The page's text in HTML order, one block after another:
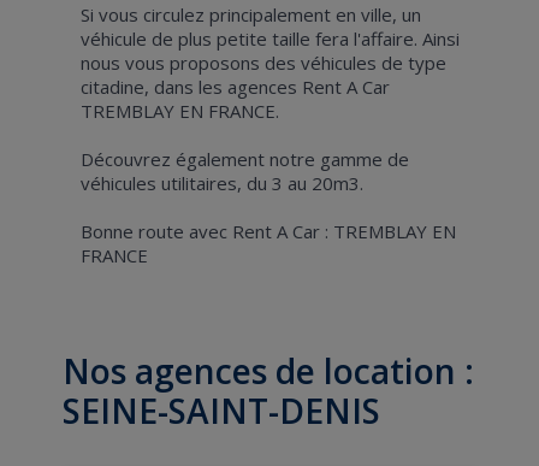
Si vous circulez principalement en ville, un
véhicule de plus petite taille fera l'affaire. Ainsi
nous vous proposons des véhicules de type
citadine, dans les agences Rent A Car
TREMBLAY EN FRANCE.
Découvrez également notre gamme de
véhicules utilitaires, du 3 au 20m3.
Bonne route avec Rent A Car : TREMBLAY EN
FRANCE
Nos agences de location :
SEINE-SAINT-DENIS